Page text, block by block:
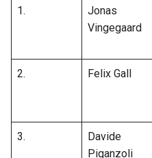
TRAIL BLAZERS
1.
Jonas
Vingegaard
2. Felix Gall
3.
Davide
Piganzoli